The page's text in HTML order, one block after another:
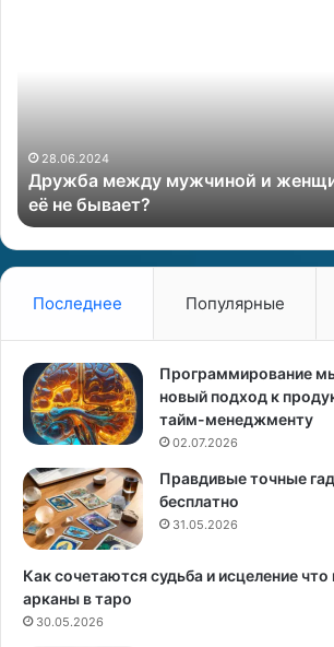
ж
у
м
у
и
н
и
ж
е
н
щ
и
н
о
28.06.2024
Дружба между мужчиной и
её не бывает?
Последнее Популярные
Программирование
новый подход к
тайм-менеджменту
02.07.2026
Правдивые точные
бесплатно
31.05.2026
Как сочетаются судьба и исцеление что
арканы в таро
30.05.2026